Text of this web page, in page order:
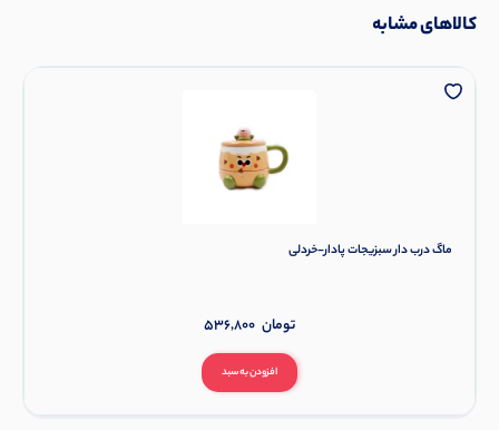
کالاهای مشابه
ماگ درب دار سبزیجات پادار-خردلی
افزودن به سبد
536,800 تومان